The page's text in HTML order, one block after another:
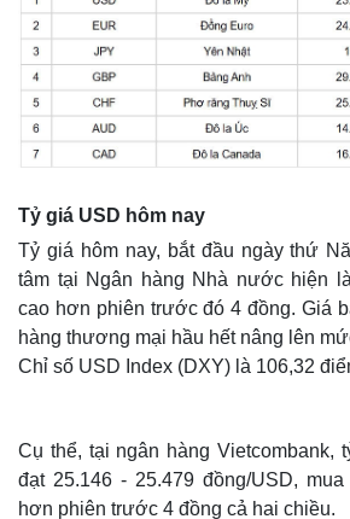
Tỷ giá USD hôm nay
Tỷ giá hôm nay, bắt đầu ngày thứ
tâm tại Ngân hàng Nhà nước hiện
cao hơn phiên trước đó 4 đồng. Giá
hàng thương mại hầu hết nâng lên
Chỉ số USD Index (DXY) là 106,32
Cụ thể, tại ngân hàng Vietcombank,
đạt 25.146 - 25.479 đồng/USD,
hơn phiên trước 4 đồng cả hai chiều.